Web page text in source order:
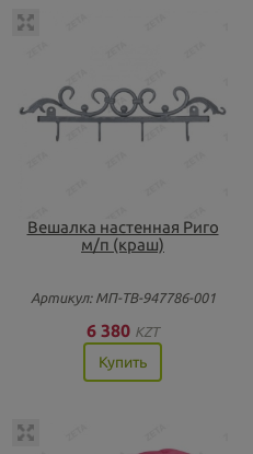
Вешалка настенная Риго
м/п (краш)
Артикул: МП-ТВ-947786-001
6 380 KZT
Купить